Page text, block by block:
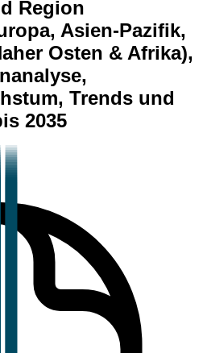
Region
Asien-Pazifik,
Osten & Afrika),
Trends und
2035